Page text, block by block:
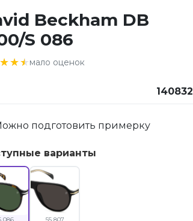
Beckham DB
S 086
мало оценок
140832
подготовить примерку
варианты